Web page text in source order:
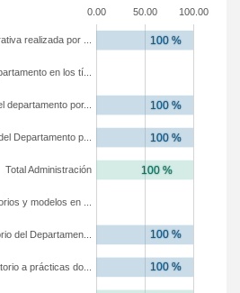
0.00 50.00 100.00
a prácticas do...
del Departamen...
y modelos en ...
Total Administración
Departamento p...
departamento por...
en los tí...
realizada por ...